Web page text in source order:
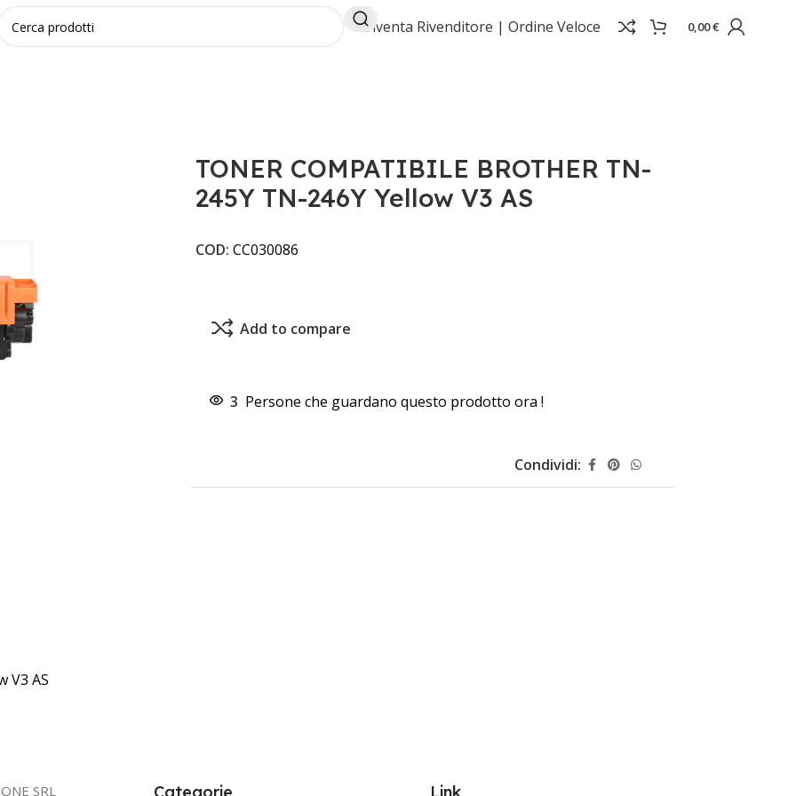
Diventa Rivenditore | Ordine Veloce 0,00€
TONER COMPATIBILE BROTHER TN-245Y TN-246Y Yellow V3 AS
TONER COMPATIBILE BROTHER TN-
245Y TN-246Y Yellow V3 AS
COD: CC030086
Add to compare
3 Persone che guardano questo prodotto ora !
Condividi:
V3 AS
SRL Categorie Link